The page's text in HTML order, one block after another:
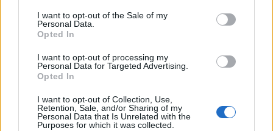
I want to opt-out of the Sale of my
Personal Data.
Opted In
I want to opt-out of processing my
Personal Data for Targeted Advertising.
Opted In
I want to opt-out of Collection, Use,
Retention, Sale, and/or Sharing of my
Personal Data that Is Unrelated with the
Purposes for which it was collected.